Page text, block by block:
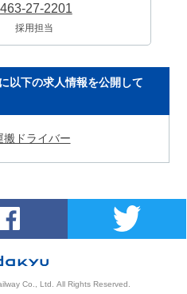
27-2201
採用担当
以下の求人情報を公開して
搬ドライバー
Co., Ltd. All Rights Reserved.